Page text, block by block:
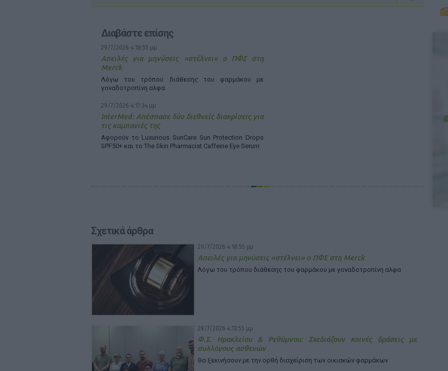
Διαβάστε επίσης
29/7/2026 4:18:55 μμ
Απειλές για μηνύσεις «στέλνει» ο ΠΦΣ στη
Merck
Λόγω του τρόπου διάθεσης του φαρμάκου με
γοναδοτροπίνη αλφα
29/7/2026 4:17:34 μμ
InterMed: Απέσπασε δύο διεθνείς διακρίσεις για
τις καμπανιές της
Αφορούν το Luxurious SunCare Sun Protection Drops
SPF50+ και το The Skin Pharmacist Caffeine Eye Serum
Σχετικά άρθρα
29/7/2026 4:18:55 μμ
Απειλές για μηνύσεις «στέλνει» ο ΠΦΣ στη Merck
Λόγω του τρόπου διάθεσης του φαρμάκου με γοναδοτροπίνη αλφα
29/7/2026 4:13:55 μμ
Φ.Σ. Ηρακλείου & Ρεθύμνου: Σχεδιάζουν κοινές δράσεις με
συλλόγους ασθενών
Θα ξεκινήσουν με την ορθή διαχείριση των οικιακών φαρμάκων